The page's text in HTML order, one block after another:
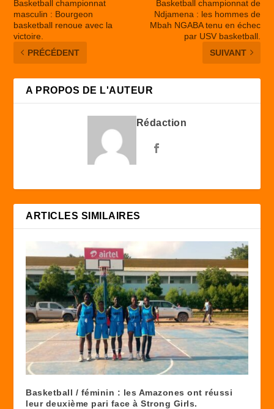
Basketball championnat
masculin : Bourgeon
basketball renoue avec la
victoire.
PRÉCÉDENT
Basketball championnat de
Ndjamena : les hommes de
Mbah NGABA tenu en échec
par USV basketball.
SUIVANT
A PROPOS DE L'AUTEUR
Rédaction
ARTICLES SIMILAIRES
Basketball / féminin : les Amazones ont réussi
leur deuxième pari face à Strong Girls.